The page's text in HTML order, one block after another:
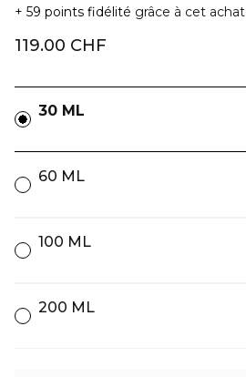
59 points fidélité grâce à cet achat
119.00 CHF
30 ML
60 ML
100 ML
200 ML